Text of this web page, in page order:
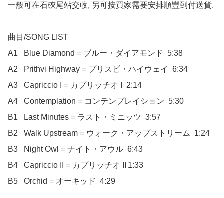
一般可在石硤尾站交收, 另可按買家需要安排順豐到付送貨.
曲目/SONG LIST
A1	Blue Diamond = ブルー・ダイアモンド  5:38
A2	Prithvi Highway = プリスビ・ハイウェイ  6:34
A3	Capriccio I = カプリッチオ I  2:14
A4	Contemplation = コンテンプレイション  5:30
B1	Last Minutes = ラスト・ミニッツ  3:57
B2	Walk Upstream = ウォーク・アップストリーム  1:24
B3	Night Owl = ナイト・アウル  6:43
B4	Capriccio II = カプリッチオ II	1:33
B5	Orchid = オーキッド  4:29